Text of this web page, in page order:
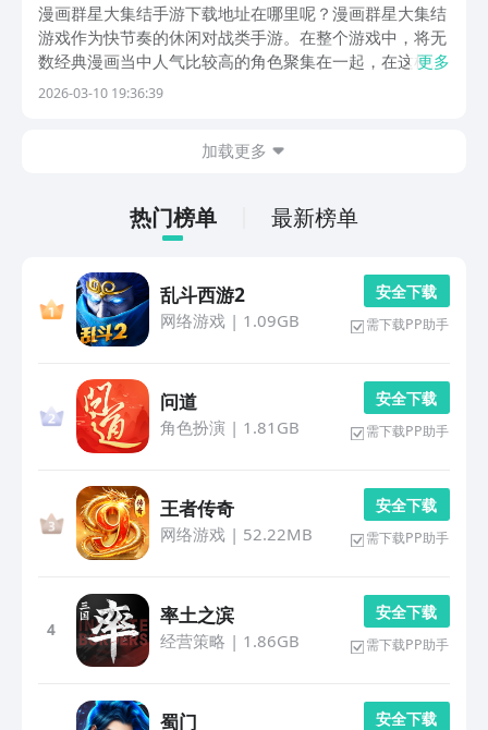
大集结游戏手机版在哪里下载
漫画群星大集结手游下载地址在哪里呢？漫画群星大集结
游戏作为快节奏的休闲对战类手游。在整个游戏中，将无
数经典漫画当中人气比较高的角色聚集在一起，在这样的
情况下，能够给众多的动漫迷和玩家带来一次跨次元的狂
更多
2026-03-10 19:36:39
加载更多
热门榜单 最新榜单
乱斗西游2
网络游戏| 1.09GB
安 全 下 载
需下载PP助手
问道
角色扮演 | 1.81GB
安 全 下 载
需下载PP助手
王者传奇
网络游戏| 52.22MB
安 全 下 载
需下载PP助手
4
率土之滨
经营策略 | 1.86GB
安 全 下 载
需下载PP助手
蜀门 安 全 下 载